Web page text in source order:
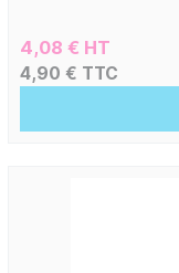
4,08 € HT
4,90 € TTC